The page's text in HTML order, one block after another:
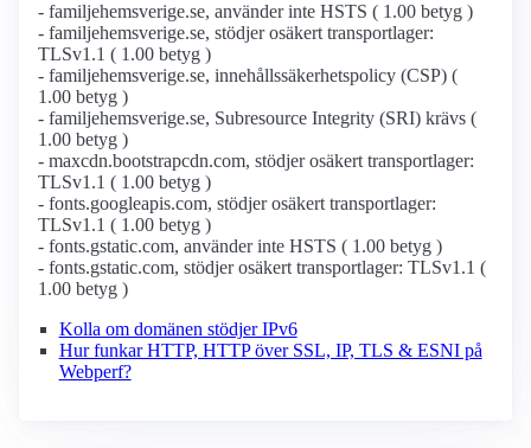
- familjehemsverige.se, använder inte HSTS ( 1.00 betyg )
- familjehemsverige.se, stödjer osäkert transportlager:
TLSv1.1 ( 1.00 betyg )
- familjehemsverige.se, innehållssäkerhetspolicy (CSP) (
1.00 betyg )
- familjehemsverige.se, Subresource Integrity (SRI) krävs (
1.00 betyg )
- maxcdn.bootstrapcdn.com, stödjer osäkert transportlager:
TLSv1.1 ( 1.00 betyg )
- fonts.googleapis.com, stödjer osäkert transportlager:
TLSv1.1 ( 1.00 betyg )
- fonts.gstatic.com, använder inte HSTS ( 1.00 betyg )
- fonts.gstatic.com, stödjer osäkert transportlager: TLSv1.1 (
1.00 betyg )
Kolla om domänen stödjer IPv6
Hur funkar HTTP, HTTP över SSL, IP, TLS & ESNI på
Webperf?